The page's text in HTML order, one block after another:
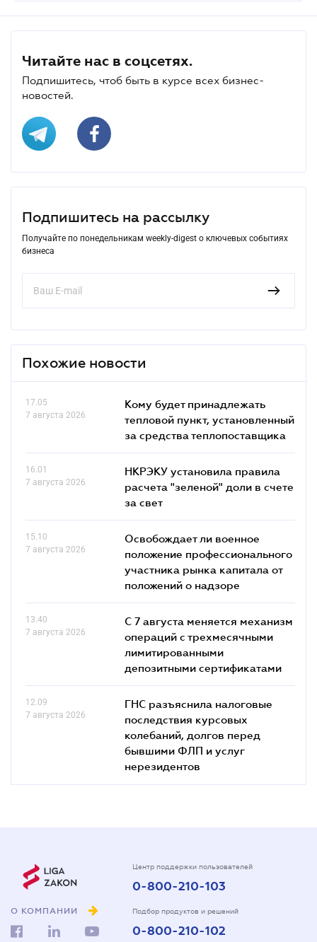
Читайте нас в соцсетях.
Подпишитесь, чтоб быть в курсе всех бизнес-
новостей.
Подпишитесь на рассылку
Получайте по понедельникам weekly-digest о ключевых событиях
бизнеса
Похожие новости
17.05
7 августа 2026
Кому будет принадлежать
тепловой пункт, установленный
за средства теплопоставщика
16.01
7 августа 2026
НКРЭКУ установила правила
расчета "зеленой" доли в счете
за свет
15.10
7 августа 2026
Освобождает ли военное
положение профессионального
участника рынка капитала от
положений о надзоре
13.40
7 августа 2026
С 7 августа меняется механизм
операций с трехмесячными
лимитированными
депозитными сертификатами
12.09
7 августа 2026
ГНС разъяснила налоговые
последствия курсовых
колебаний, долгов перед
бывшими ФЛП и услуг
нерезидентов
О КОМПАНИИ
Центр поддержки пользователей
0-800-210-103
Подбор продуктов и решений
0-800-210-102